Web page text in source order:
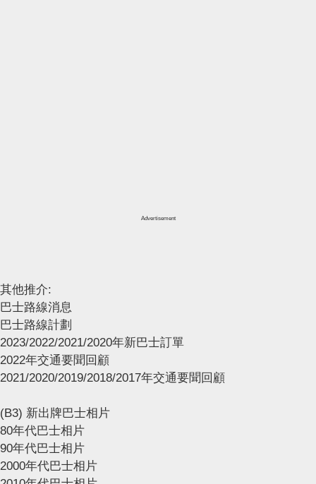
Advertisement
其他推介:
巴士路線消息
巴士路線計劃
2023/2022/2021/2020年新巴士訂單
2022年交通要聞回顧
2021/2020/2019/2018/2017年交通要聞回顧
(B3) 新出牌巴士相片
80年代巴士相片
90年代巴士相片
2000年代巴士相片